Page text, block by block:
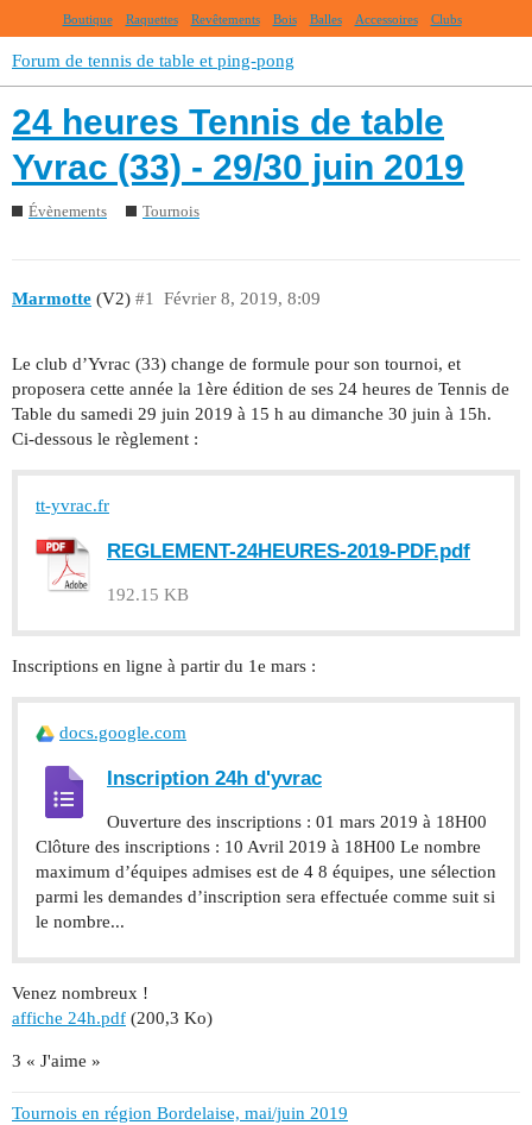
Boutique Raquettes Revêtements Bois Balles Accessoires Clubs
Forum de tennis de table et ping-pong
24 heures Tennis de table
Yvrac (33) - 29/30 juin 2019
Évènements Tournois
Marmotte (V2) Février 8, 2019, 8:09
#1
Le club d’Yvrac (33) change de formule pour son tournoi, et
proposera cette année la 1ère édition de ses 24 heures de Tennis de
Table du samedi 29 juin 2019 à 15 h au dimanche 30 juin à 15h.
Ci-dessous le règlement :
tt-yvrac.fr
REGLEMENT-24HEURES-2019-PDF.pdf
192.15 KB
Inscriptions en ligne à partir du 1e mars :
docs.google.com
Inscription 24h d'yvrac
Ouverture des inscriptions : 01 mars 2019 à 18H00
Clôture des inscriptions : 10 Avril 2019 à 18H00 Le nombre
maximum d’équipes admises est de 4 8 équipes, une sélection
parmi les demandes d’inscription sera effectuée comme suit si
le nombre...
Venez nombreux !
affiche 24h.pdf (200,3 Ko)
3 « J'aime »
Tournois en région Bordelaise, mai/juin 2019